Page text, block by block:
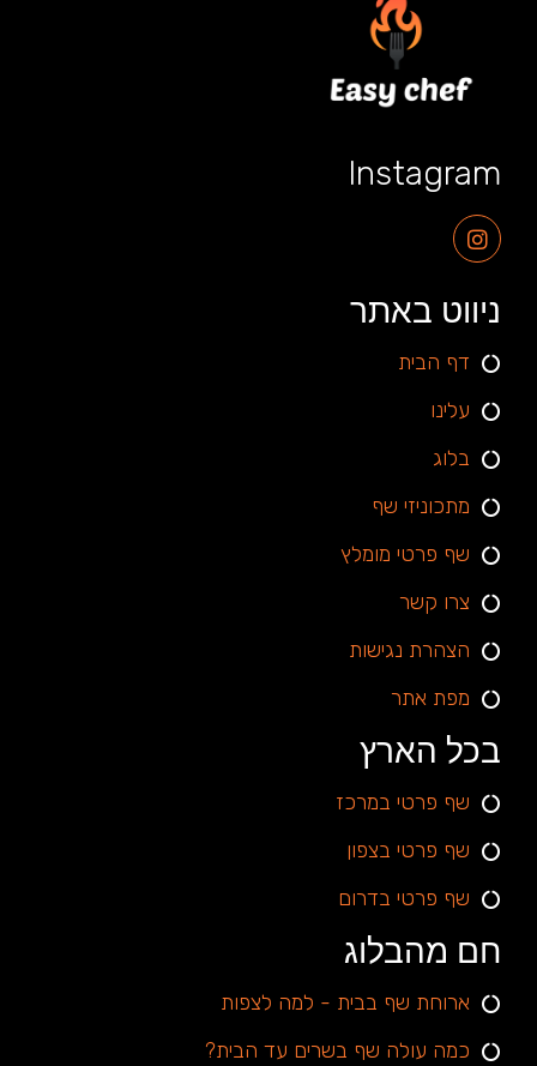
Instagram
ניווט באתר
דף הבית
עלינו
בלוג
מתכוניזי שף
שף פרטי מומלץ
צרו קשר
הצהרת נגישות
מפת אתר
בכל הארץ
שף פרטי במרכז
שף פרטי בצפון
שף פרטי בדרום
חם מהבלוג
ארוחת שף בבית - למה לצפות
כמה עולה שף בשרים עד הבית?